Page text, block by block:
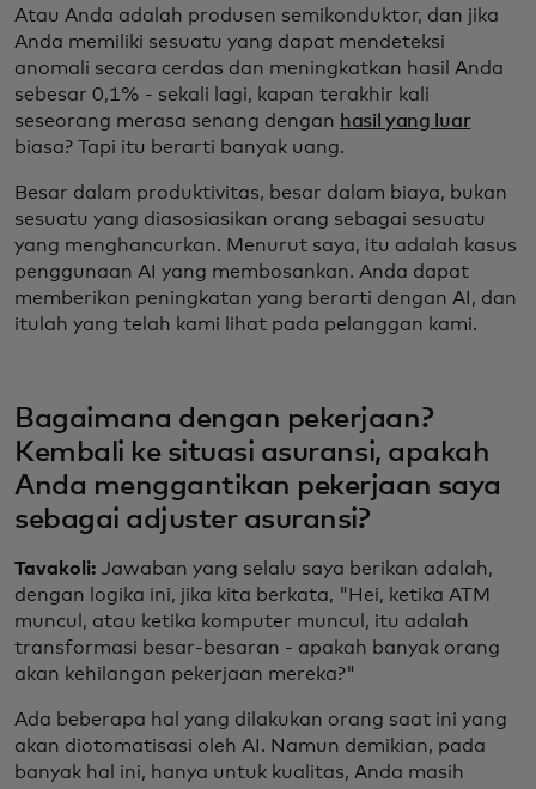
Atau Anda adalah produsen semikonduktor, dan jika
Anda memiliki sesuatu yang dapat mendeteksi
anomali secara cerdas dan meningkatkan hasil Anda
sebesar 0,1% - sekali lagi, kapan terakhir kali
seseorang merasa senang dengan hasil yang luar
biasa? Tapi itu berarti banyak uang.
Besar dalam produktivitas, besar dalam biaya, bukan
sesuatu yang diasosiasikan orang sebagai sesuatu
yang menghancurkan. Menurut saya, itu adalah kasus
penggunaan AI yang membosankan. Anda dapat
memberikan peningkatan yang berarti dengan AI, dan
itulah yang telah kami lihat pada pelanggan kami.
Bagaimana dengan pekerjaan?
Kembali ke situasi asuransi, apakah
Anda menggantikan pekerjaan saya
sebagai adjuster asuransi?
Tavakoli: Jawaban yang selalu saya berikan adalah,
dengan logika ini, jika kita berkata, "Hei, ketika ATM
muncul, atau ketika komputer muncul, itu adalah
transformasi besar-besaran - apakah banyak orang
akan kehilangan pekerjaan mereka?"
Ada beberapa hal yang dilakukan orang saat ini yang
akan diotomatisasi oleh AI. Namun demikian, pada
banyak hal ini, hanya untuk kualitas, Anda masih